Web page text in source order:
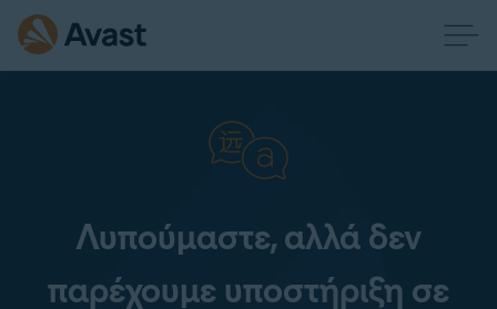
Λυπούμαστε, αλλά δεν
παρέχουμε υποστήριξη σε